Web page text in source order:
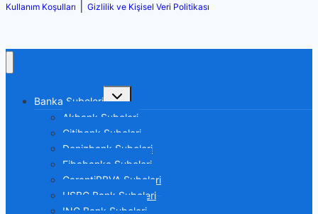
Kullanım Koşulları Gizlilik ve Kişisel Veri Politikası
Banka Şubeleri
Toggle
child
menu
Akbank Şubeleri
Citibank Şubeleri
Denizbank Şubeleri
Fibabanka Şubeleri
GarantiBBVA Şubeleri
HSBC Bank Şubeleri
ING Bank Şubeleri